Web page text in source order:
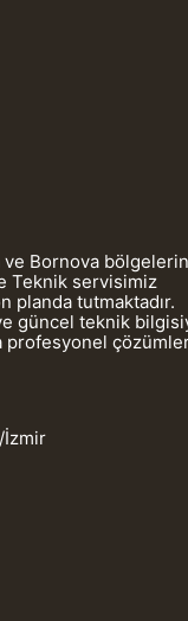
ve Bornova
Teknik servisimiz
planda tutmaktadır.
güncel teknik
profesyonel
İzmir